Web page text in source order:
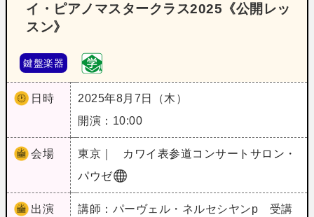
イ・ピアノマスタークラス2025《公開レッ
スン》
鍵盤楽器
日時
2025年8月7日（木）
開演：10:00
会場 東京｜
カワイ表参道コンサートサロン・
パウゼ
出演
講師：パーヴェル・ネルセシヤンp 受講